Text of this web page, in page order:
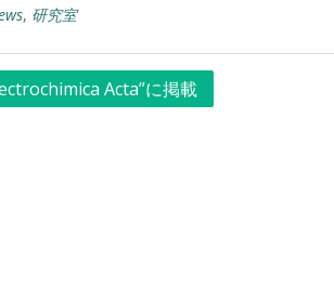
, 研究室
Acta”に掲載